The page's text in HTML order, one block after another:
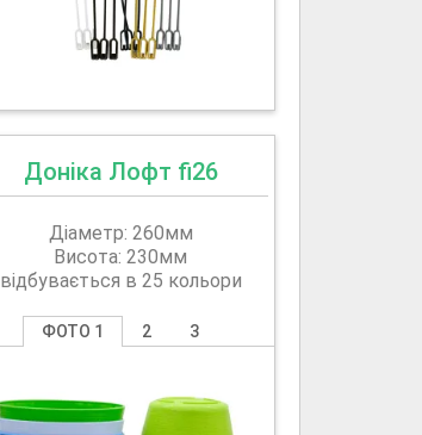
Доніка Лофт fi26
Діаметр: 260мм
Висота: 230мм
відбувається в 25 кольори
ФОТО 1 2 3